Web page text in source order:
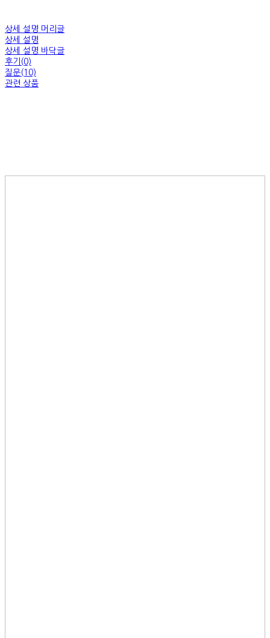
상세 설명 머리글
상세 설명
상세 설명 바닥글
후기(0)
질문(10)
관련 상품